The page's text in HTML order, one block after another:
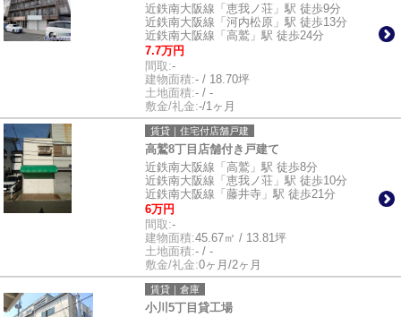
近鉄南大阪線「恵我ノ荘」駅 徒歩9分
近鉄南大阪線「河内松原」駅 徒歩13分
近鉄南大阪線「高鷲」駅 徒歩24分
7.7万円
間取:-
建物面積:- / 18.70坪
土地面積:- / -
敷金/礼金:-/1ヶ月
賃貸｜住宅付店舗戸建
高鷲8丁目店舗付き戸建て
近鉄南大阪線「高鷲」駅 徒歩8分
近鉄南大阪線「恵我ノ荘」駅 徒歩10分
近鉄南大阪線「藤井寺」駅 徒歩21分
6万円
間取:-
建物面積:45.67㎡ / 13.81坪
土地面積:- / -
敷金/礼金:0ヶ月/2ヶ月
賃貸｜倉庫
小川5丁目貸工場